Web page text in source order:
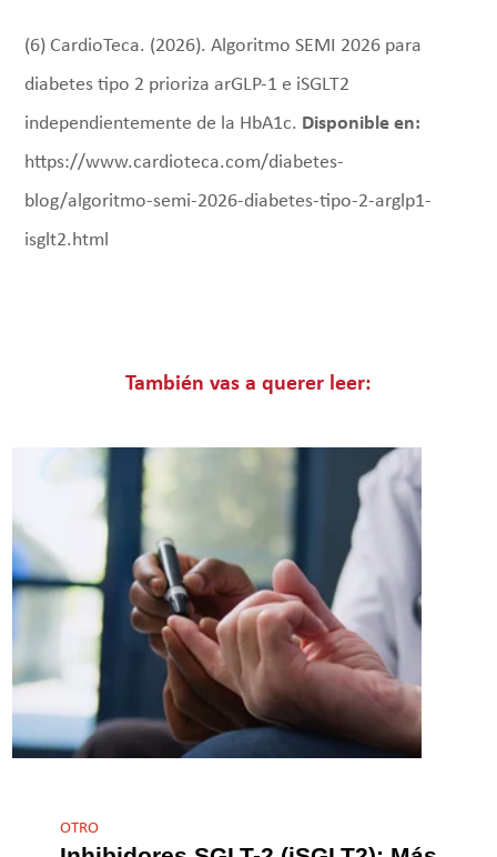
(6) CardioTeca. (2026). Algoritmo SEMI 2026 para
diabetes tipo 2 prioriza arGLP-1 e iSGLT2
independientemente de la HbA1c. Disponible en:
https://www.cardioteca.com/diabetes-
blog/algoritmo-semi-2026-diabetes-tipo-2-arglp1-
isglt2.html
También vas a querer leer:
OTRO